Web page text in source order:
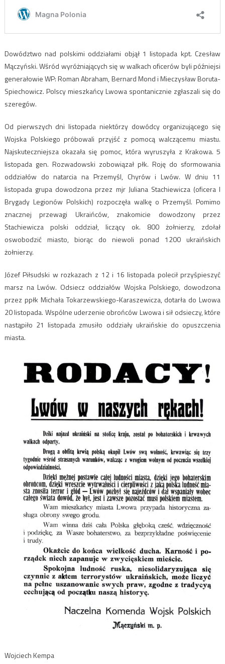
Dowództwo nad polskimi oddziałami objął 1 listopada kpt. Czesław
Mączyński. Wśród wyróżniających się w walkach oficerów byli późniejsi
generałowie WP: Roman Abraham, Bernard Mond i Mieczysław Boruta-
Spiechowicz. Polscy mieszkańcy Lwowa spontanicznie zgłaszali się do
szeregów.
Od pierwszych dni listopada niektórzy dowódcy organizującego się
Wojska Polskiego próbowali przyjść z pomocą walczącemu miastu.
Najskuteczniejsza okazała się pomoc, która wyruszyła z Krakowa. 5
listopada gen. Rozwadowski zobowiązał płk. Roję do sformowania
oddziałów do natarcia na Przemyśl, Chyrów i Lwów. W dniu 11
listopada grupa dowodzona przez mjr Juliana Stachiewicza (oficera I
Brygady Legionów Polskich) rozpoczęła walkę o Przemyśl. Pomimo
znacznej przewagi Ukraińców, znakomicie dowodzony przez
Stachiewicza polski oddział, liczący ok. 800 żołnierzy, zdołał
oswobodzić miasto, biorąc do niewoli ponad 1200 ukraińskich
żołnierzy.
Józef Piłsudski w rozkazach z 12 i 16 listopada polecił przyśpieszyć
marsz na Lwów. Odsiecz oddziałów Wojska Polskiego, dowodzona
przez ppłk Michała Tokarzewskiego-Karaszewicza, dotarła do Lwowa
20 listopada. Wspólne uderzenie obrońców Lwowa i sił odsieczy, które
nastąpiło 21 listopada zmusiło oddziały ukraińskie do opuszczenia
miasta.
Wojciech Kempa